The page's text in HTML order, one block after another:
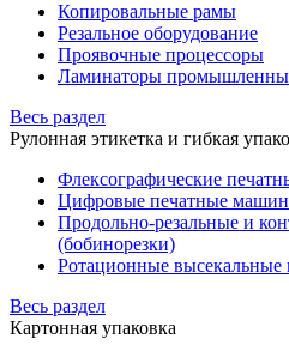
Копировальные рамы
Резальное оборудование
Проявочные процессоры
Ламинаторы
Весь раздел
Рулонная этикетка и гибкая
Флексографические
Цифровые печатные
Продольно-резальные и
(бобинорезки)
Ротационные
Весь раздел
Картонная упаковка